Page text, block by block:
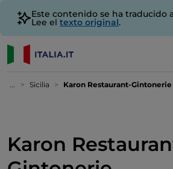
Este contenido se ha traducido
Lee el texto original.
... Sicilia Karon Restaurant-Gintonerie
Karon